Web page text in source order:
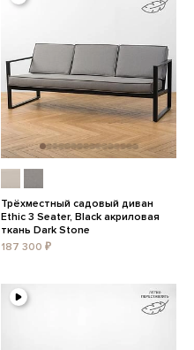
Трёхместный садовый диван
Ethic 3 Seater, Black акриловая
ткань Dark Stone
187 300 ₽